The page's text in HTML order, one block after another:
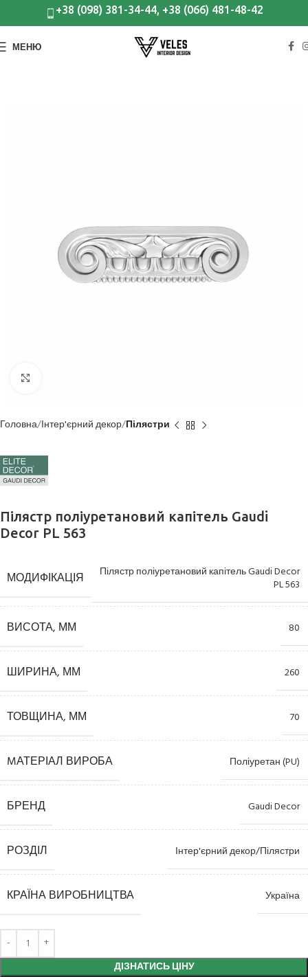
+38 (098) 381-34-44, +38 (066) 481-48-42
МЕНЮ
Головна Інтер'єрний декор Пілястри
Пілястр поліуретановий капітель Gaudi
Decor PL 563
МОДИФІКАЦІЯ
Пілястр поліуретановий капітель Gaudi Decor
PL 563
ВИСОТА, ММ 80
ШИРИНА, ММ 260
ТОВЩИНА, ММ 70
MАТЕРІАЛ ВИРОБА Поліуретан (PU)
БРЕНД Gaudi Decor
РОЗДІЛ Інтер'єрний декор/Пілястри
КРАЇНА ВИРОБНИЦТВА Україна
ДІЗНАТИСЬ ЦІНУ